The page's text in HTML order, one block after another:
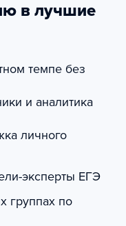
в лучшие
темпе без
и аналитика
личного
эксперты ЕГЭ
группах по